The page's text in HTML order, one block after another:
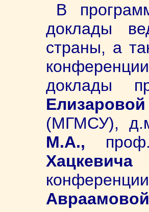
В
доклады
страны, а
доклады
(МГМСУ),
М.А., проф.